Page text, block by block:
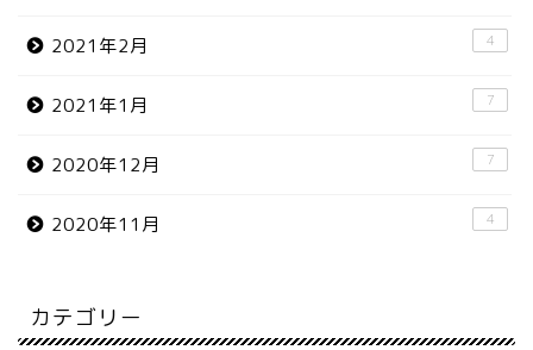
2021年2月 4
2021年1月 7
2020年12月 7
2020年11月 4
カテゴリー